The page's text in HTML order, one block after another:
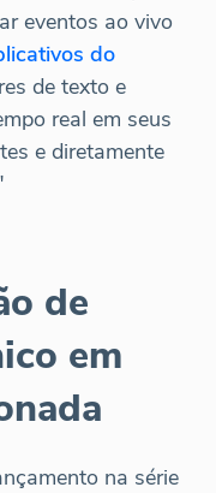
eventos ao vivo
do
de texto e
real em seus
e diretamente
de
em
na série